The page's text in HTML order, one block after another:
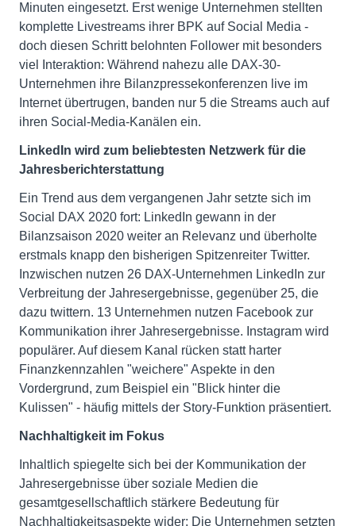
Minuten eingesetzt. Erst wenige Unternehmen stellten
komplette Livestreams ihrer BPK auf Social Media -
doch diesen Schritt belohnten Follower mit besonders
viel Interaktion: Während nahezu alle DAX-30-
Unternehmen ihre Bilanzpressekonferenzen live im
Internet übertrugen, banden nur 5 die Streams auch auf
ihren Social-Media-Kanälen ein.
LinkedIn wird zum beliebtesten Netzwerk für die
Jahresberichterstattung
Ein Trend aus dem vergangenen Jahr setzte sich im
Social DAX 2020 fort: LinkedIn gewann in der
Bilanzsaison 2020 weiter an Relevanz und überholte
erstmals knapp den bisherigen Spitzenreiter Twitter.
Inzwischen nutzen 26 DAX-Unternehmen LinkedIn zur
Verbreitung der Jahresergebnisse, gegenüber 25, die
dazu twittern. 13 Unternehmen nutzen Facebook zur
Kommunikation ihrer Jahresergebnisse. Instagram wird
populärer. Auf diesem Kanal rücken statt harter
Finanzkennzahlen "weichere" Aspekte in den
Vordergrund, zum Beispiel ein "Blick hinter die
Kulissen" - häufig mittels der Story-Funktion präsentiert.
Nachhaltigkeit im Fokus
Inhaltlich spiegelte sich bei der Kommunikation der
Jahresergebnisse über soziale Medien die
gesamtgesellschaftlich stärkere Bedeutung für
Nachhaltigkeitsaspekte wider: Die Unternehmen setzten